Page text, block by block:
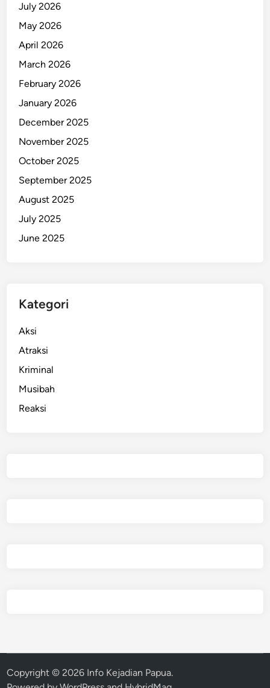
July 2026
May 2026
April 2026
March 2026
February 2026
January 2026
December 2025
November 2025
October 2025
September 2025
August 2025
July 2025
June 2025
Kategori
Aksi
Atraksi
Kriminal
Musibah
Reaksi
Copyright © 2026 Info Kejadian Papua.